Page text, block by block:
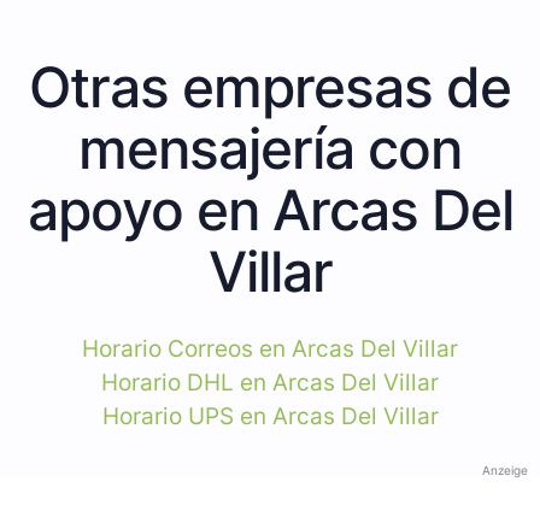
Otras empresas de
mensajería con
apoyo en Arcas Del
Villar
Horario Correos en Arcas Del Villar
Horario DHL en Arcas Del Villar
Horario UPS en Arcas Del Villar
Anzeige